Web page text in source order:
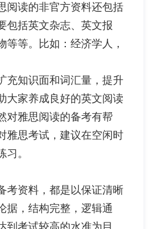
阅读的非官方资料还包括
包括英文杂志、英文报
等等。比如：经济学人，
充知识面和词汇量，提升
大家养成良好的英文阅读
对雅思阅读的备考有帮
雅思考试，建议在空闲时
。
考资料，都是以保证清晰
据，结构完整，逻辑通